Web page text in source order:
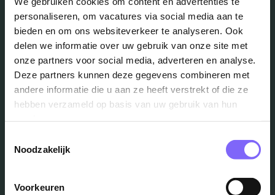
personaliseren, om vacatures via social media aan te
bieden en om ons websiteverkeer te analyseren. Ook
delen we informatie over uw gebruik van onze site met
onze partners voor social media, adverteren en analyse.
Deze partners kunnen deze gegevens combineren met
andere informatie die u aan ze heeft verstrekt of die ze
hebben verzameld op basis van uw gebruik van hun
Noodzakelijk
Voorkeuren
Vacatures
in je mailbox?
Schrijf je in en we houden je op de hoogte